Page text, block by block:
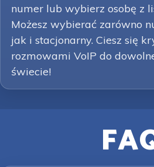
numer lub wybierz osobę z
Możesz wybierać zarówno
jak i stacjonarny. Ciesz się
rozmowami VoIP do
świecie!